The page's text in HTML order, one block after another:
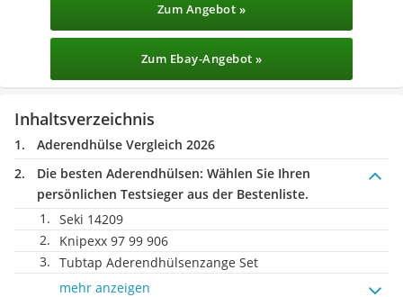
Zum Angebot »
Zum Ebay-Angebot »
Inhaltsverzeichnis
Aderendhülse Vergleich 2026
Die besten Aderendhülsen: Wählen Sie Ihren
persönlichen Testsieger aus der Bestenliste.
Seki 14209
Knipexx 97 99 906
Tubtap Aderendhülsenzange Set
mehr anzeigen